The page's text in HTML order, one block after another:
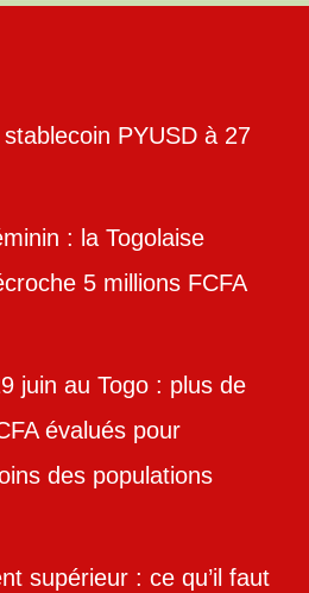
PYUSD à 27
: la Togolaise
5 millions FCFA
juin au Togo : plus de
évalués pour
des populations
supérieur : ce qu’il faut